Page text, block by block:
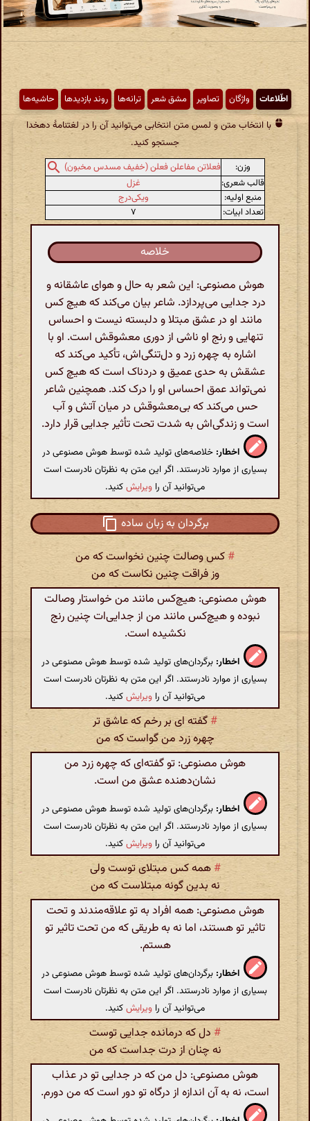
اطّلاعات واژگان تصاویر مشق شعر ترانه‌ها روند بازدیدها حاشیه‌ها
با انتخاب متن و لمس متن انتخابی می‌توانید آن را در لغتنامهٔ دهخدا
جستجو کنید.
وزن:
فعلاتن مفاعلن فعلن (خفیف مسدس مخبون)
قالب شعری:
غزل
منبع اولیه:
ویکی‌درج
تعداد ابیات:
۷
خلاصه
هوش مصنوعی: این شعر به حال و هوای عاشقانه و
درد جدایی می‌پردازد. شاعر بیان می‌کند که هیچ کس
مانند او در عشق مبتلا و دلبسته نیست و احساس
تنهایی و رنج او ناشی از دوری معشوقش است. او با
اشاره به چهره زرد و دل‌تنگی‌اش، تأکید می‌کند که
عشقش به حدی عمیق و دردناک است که هیچ کس
نمی‌تواند عمق احساس او را درک کند. همچنین شاعر
حس می‌کند که بی‌معشوقش در میان آتش و آب
است و زندگی‌اش به شدت تحت تأثیر جدایی قرار دارد.
اخطار: خلاصه‌های تولید شده توسط هوش مصنوعی در
بسیاری از موارد نادرستند. اگر این متن به نظرتان نادرست است
می‌توانید آن را ویرایشکنید.
برگردان به زبان ساده
# کس وصالت چنین نخواست که من
وز فراقت چنین نکاست که من
هوش مصنوعی: هیچ‌کس مانند من خواستار وصالت
نبوده و هیچ‌کس مانند من از جدایی‌ات چنین رنج
نکشیده است.
اخطار: برگردان‌های تولید شده توسط هوش مصنوعی در
بسیاری از موارد نادرستند. اگر این متن به نظرتان نادرست است
می‌توانید آن را ویرایشکنید.
#گفته ای بر رخم که عاشق تر
چهره زرد من گواست که من
هوش مصنوعی: تو گفته‌ای که چهره زرد من
نشان‌دهنده عشق من است.
اخطار: برگردان‌های تولید شده توسط هوش مصنوعی در
بسیاری از موارد نادرستند. اگر این متن به نظرتان نادرست است
می‌توانید آن را ویرایشکنید.
# همه کس مبتلای توست ولی
نه بدین گونه مبتلاست که من
هوش مصنوعی: همه افراد به تو علاقه‌مندند و تحت
تاثیر تو هستند، اما نه به طریقی که من تحت تاثیر تو
هستم.
اخطار: برگردان‌های تولید شده توسط هوش مصنوعی در
بسیاری از موارد نادرستند. اگر این متن به نظرتان نادرست است
می‌توانید آن را ویرایشکنید.
# دل که درمانده جدایی توست
نه چنان از درت جداست که من
هوش مصنوعی: دل من که در جدایی تو در عذاب
است، نه به آن اندازه از درگاه تو دور است که من دورم.